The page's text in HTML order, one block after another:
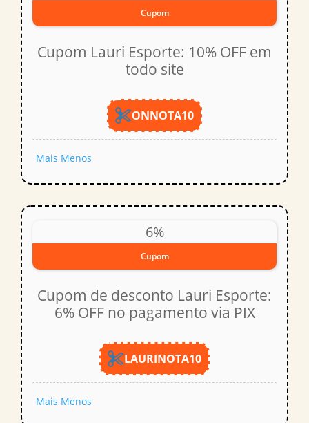
Cupom
Cupom Lauri Esporte: 10% OFF em
todo site
ONNOTA10
Mais Menos
6%
Cupom
Cupom de desconto Lauri Esporte:
6% OFF no pagamento via PIX
LAURINOTA10
Mais Menos